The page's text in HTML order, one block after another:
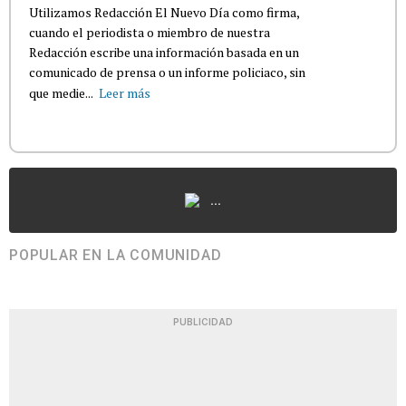
Utilizamos Redacción El Nuevo Día como firma,
cuando el periodista o miembro de nuestra
Redacción escribe una información basada en un
comunicado de prensa o un informe policiaco, sin
que medie... Leer más
...
POPULAR EN LA COMUNIDAD
PUBLICIDAD